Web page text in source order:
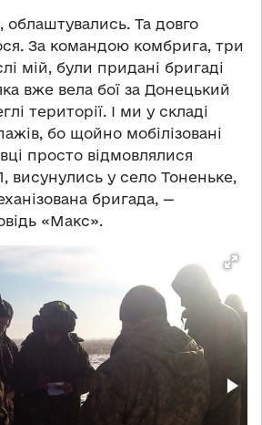
Та довго
За командою комбрига, три
мій, були придані бригаді
вже вела бої за Донецький
території. І ми у складі
бо щойно мобілізовані
просто відмовлялися
висунулись у село Тоненьке,
бригада, —
«Макс».